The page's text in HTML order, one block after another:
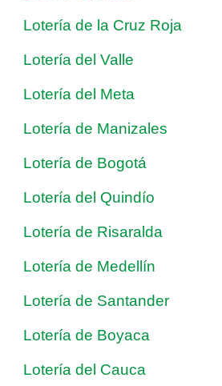
Lotería de la Cruz Roja
Lotería del Valle
Lotería del Meta
Lotería de Manizales
Lotería de Bogotá
Lotería del Quindío
Lotería de Risaralda
Lotería de Medellín
Lotería de Santander
Lotería de Boyaca
Lotería del Cauca